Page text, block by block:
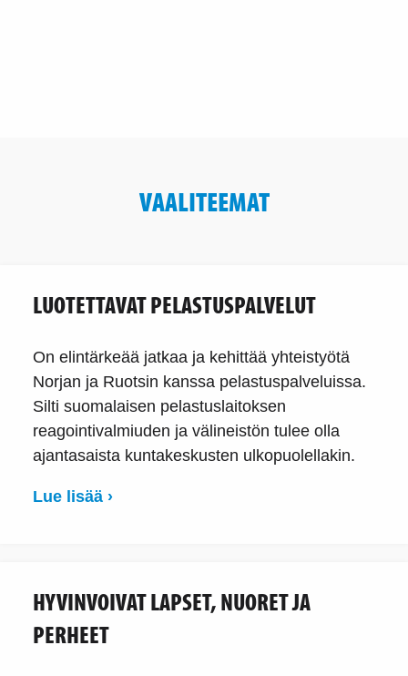
VAALITEEMAT
LUOTETTAVAT PELASTUSPALVELUT
On elintärkeää jatkaa ja kehittää yhteistyötä
Norjan ja Ruotsin kanssa pelastuspalveluissa.
Silti suomalaisen pelastuslaitoksen
reagointivalmiuden ja välineistön tulee olla
ajantasaista kuntakeskusten ulkopuolellakin.
Lue lisää ›
HYVINVOIVAT LAPSET, NUORET JA
PERHEET